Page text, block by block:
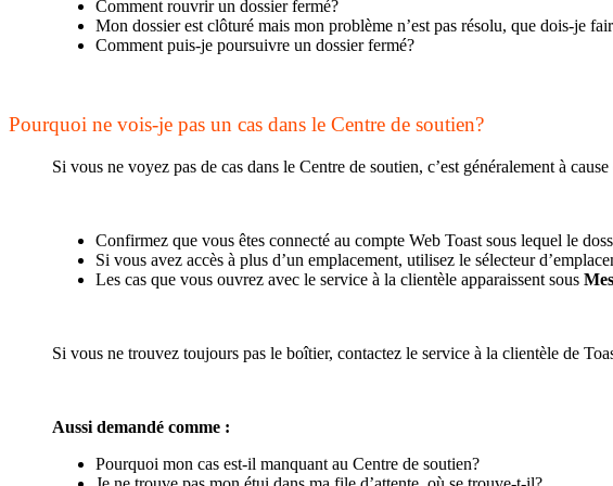
Comment rouvrir un dossier fermé?
Mon dossier est clôturé mais mon problème n’est pas résolu, que dois-je
Comment puis-je poursuivre un dossier fermé?
Pourquoi ne vois-je pas un cas dans le Centre de soutien?
Si vous ne voyez pas de cas dans le Centre de soutien, c’est généralement à
Confirmez que vous êtes connecté au compte Web Toast sous lequel le
Si vous avez accès à plus d’un emplacement, utilisez le sélecteur
Les cas que vous ouvrez avec le service à la clientèle apparaissent sous
Si vous ne trouvez toujours pas le boîtier, contactez le service à la clientèle de
Aussi demandé comme :
Pourquoi mon cas est-il manquant au Centre de soutien?